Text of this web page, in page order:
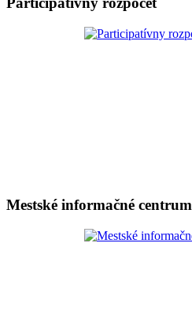
Mestské informačné centrum